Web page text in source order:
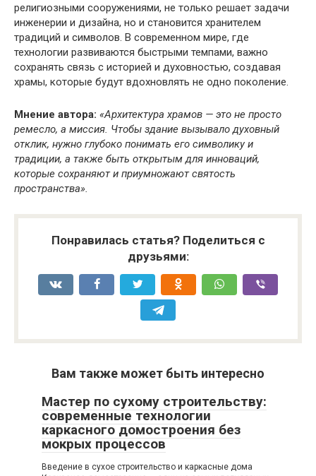
религиозными сооружениями, не только решает задачи
инженерии и дизайна, но и становится хранителем
традиций и символов. В современном мире, где
технологии развиваются быстрыми темпами, важно
сохранять связь с историей и духовностью, создавая
храмы, которые будут вдохновлять не одно поколение.
Мнение автора: «Архитектура храмов — это не просто
ремесло, а миссия. Чтобы здание вызывало духовный
отклик, нужно глубоко понимать его символику и
традиции, а также быть открытым для инноваций,
которые сохраняют и приумножают святость
пространства».
Понравилась статья? Поделиться с
друзьями:
Вам также может быть интересно
Мастер по сухому строительству:
современные технологии
каркасного домостроения без
мокрых процессов
Введение в сухое строительство и каркасные дома